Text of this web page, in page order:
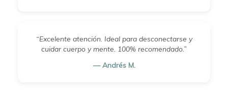
“Excelente atención. Ideal para desconectarse y
cuidar cuerpo y mente. 100% recomendado.”
— Andrés M.